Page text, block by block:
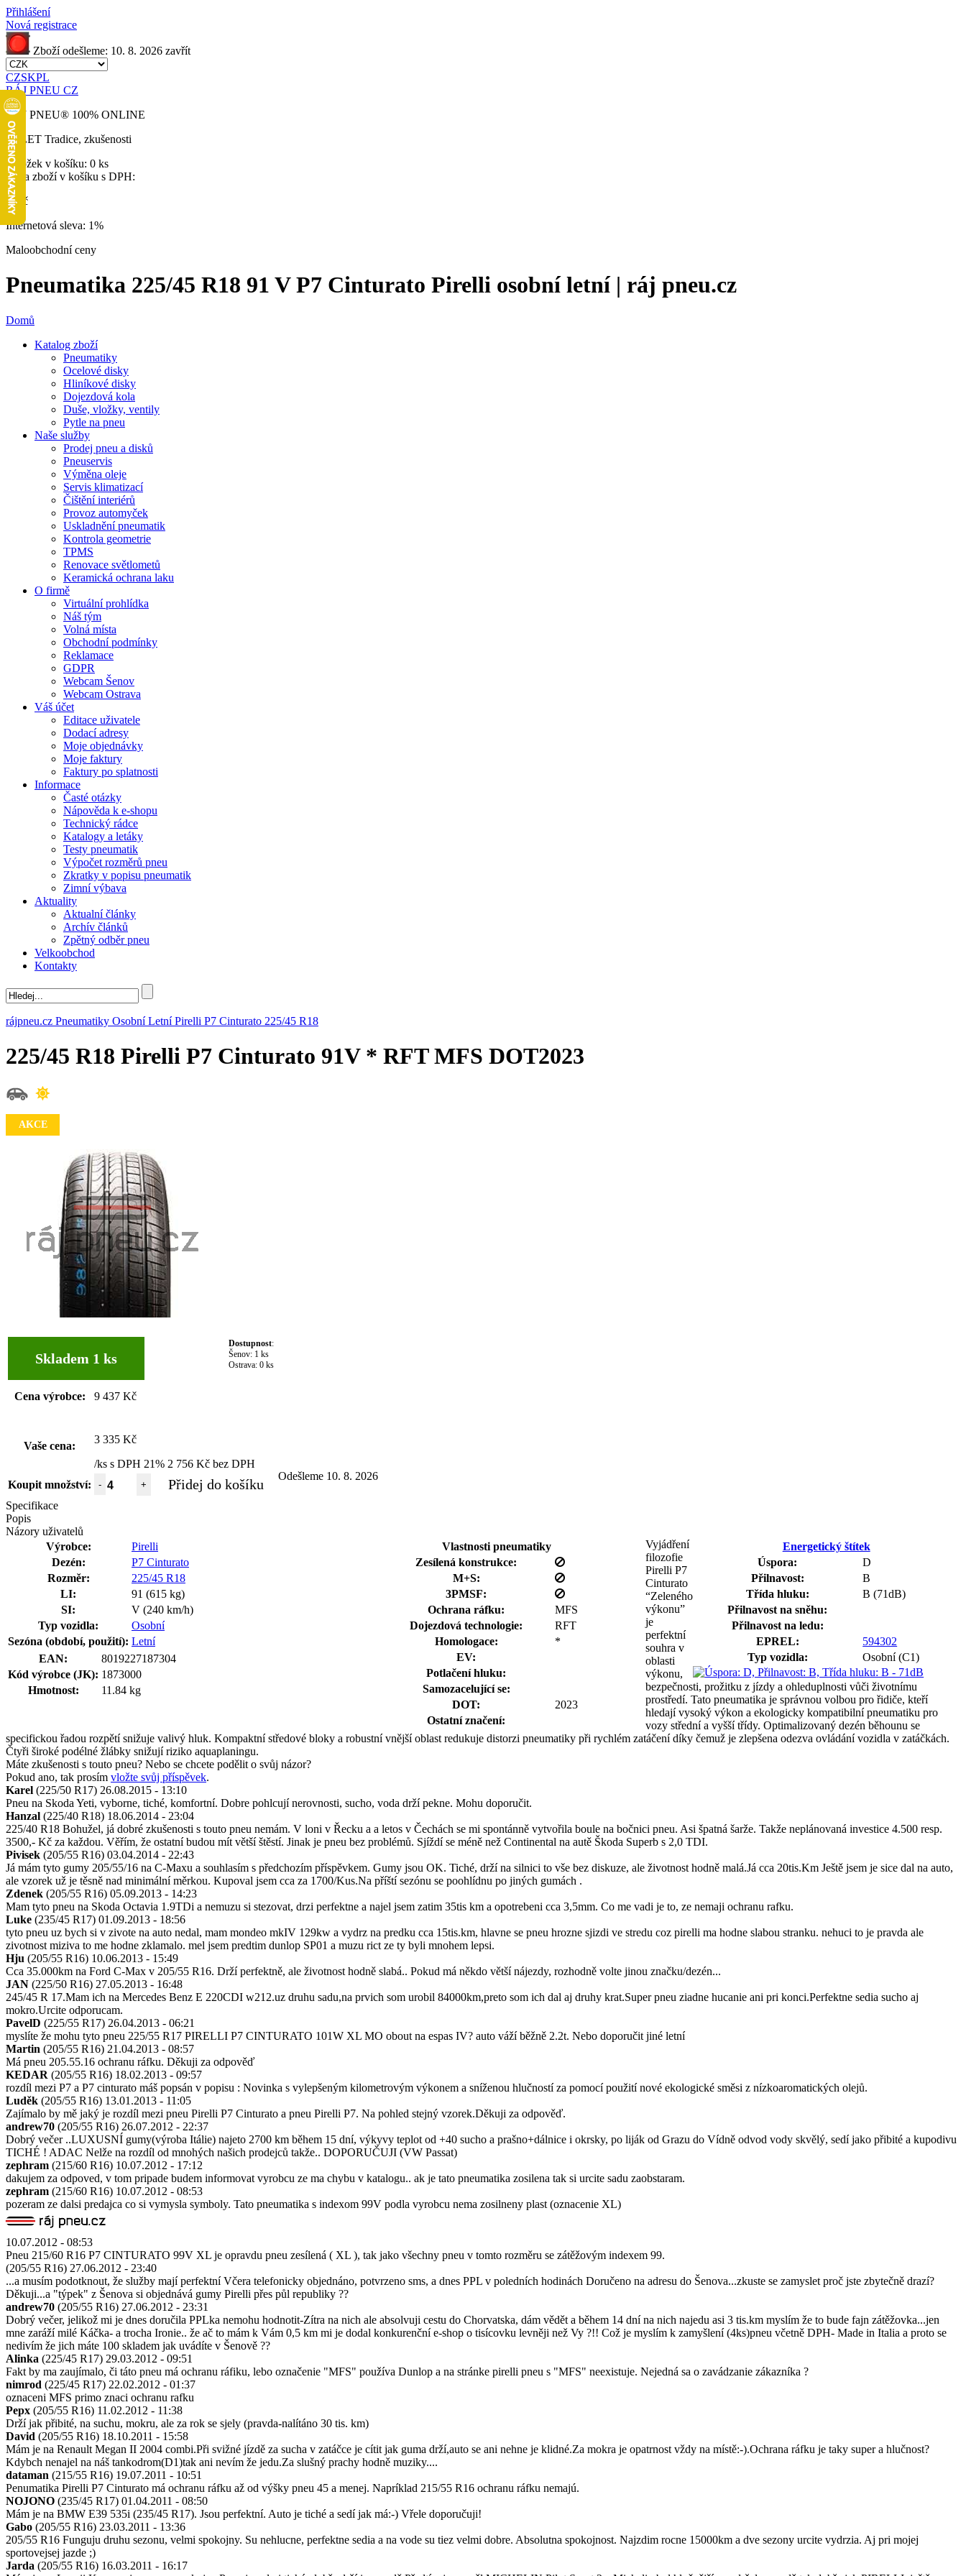
Přihlášení
Nová registrace
Zboží odešleme: 10. 8. 2026 zavřít
CZSKPL
RÁJ PNEU CZ
RÁJ PNEU® 100% ONLINE
32 LET Tradice, zkušenosti
Položek v košíku: 0 ks
Cena zboží v košíku s DPH:
0 Kč
Internetová sleva: 1%
Maloobchodní ceny
Pneumatika 225/45 R18 91 V P7 Cinturato Pirelli osobní letní | ráj pneu.cz
Domů
Katalog zboží
Pneumatiky
Ocelové disky
Hliníkové disky
Dojezdová kola
Duše, vložky, ventily
Pytle na pneu
Naše služby
Prodej pneu a disků
Pneuservis
Výměna oleje
Servis klimatizací
Čištění interiérů
Provoz automyček
Uskladnění pneumatik
Kontrola geometrie
TPMS
Renovace světlometů
Keramická ochrana laku
O firmě
Virtuální prohlídka
Náš tým
Volná místa
Obchodní podmínky
Reklamace
GDPR
Webcam Šenov
Webcam Ostrava
Váš účet
Editace uživatele
Dodací adresy
Moje objednávky
Moje faktury
Faktury po splatnosti
Informace
Časté otázky
Nápověda k e-shopu
Technický rádce
Katalogy a letáky
Testy pneumatik
Výpočet rozměrů pneu
Zkratky v popisu pneumatik
Zimní výbava
Aktuality
Aktualní články
Archív článků
Zpětný odběr pneu
Velkoobchod
Kontakty
rájpneu.cz Pneumatiky Osobní Letní Pirelli P7 Cinturato 225/45 R18
225/45 R18 Pirelli P7 Cinturato 91V * RFT MFS DOT2023
AKCE
Skladem 1 ks
Dostupnost:
Šenov: 1 ks
Ostrava: 0 ks
Cena výrobce: 9 437 Kč
Vaše cena:
3 335 Kč
/ks s DPH 21% 2 756 Kč bez DPH
Koupit množství:
Odešleme 10. 8. 2026
- + Přidej do košíku
Specifikace
Popis
Názory uživatelů
Výrobce:
Pirelli
Dezén:
P7 Cinturato
Rozměr:
225/45 R18
LI:
91 (615 kg)
SI:
V (240 km/h)
Typ vozidla:
Osobní
Sezóna (období, použití): Letní
EAN:
8019227187304
Kód výrobce (JK): 1873000
Hmotnost:
11.84 kg
Vlastnosti pneumatiky
Zesílená konstrukce:
M+S:
3PMSF:
Ochrana ráfku:
MFS
Dojezdová technologie:
RFT
Homologace:
*
EV:
Potlačení hluku:
Samozacelující se:
DOT:
2023
Ostatní značení:
Energetický štítek
Úspora:
D
Přilnavost:
B
Třída hluku:
B (71dB)
Přilnavost na sněhu:
Přilnavost na ledu:
EPREL:
594302
Typ vozidla:
Osobní (C1)
Vyjádření
filozofie
Pirelli P7
Cinturato
“Zeleného
výkonu”
je
perfektní
souhra v
oblasti
výkonu,
bezpečnosti, prožitku z jízdy a ohleduplnosti vůči životnímu
prostředí. Tato pneumatika je správnou volbou pro řidiče, kteří
hledají vysoký výkon a ekologicky kompatibilní pneumatiku pro
vozy střední a vyšší třídy. Optimalizovaný dezén běhounu se
specifickou řadou rozpětí snižuje valivý hluk. Kompaktní středové bloky a robustní vnější oblast redukuje distorzi pneumatiky při rychlém zatáčení díky čemuž je zlepšena odezva ovládání vozidla v zatáčkách.
Čtyři široké podélné žlábky snižují riziko aquaplaningu.
Máte zkušenosti s touto pneu? Nebo se chcete podělit o svůj názor?
Pokud ano, tak prosím vložte svůj příspěvek.
Karel (225/50 R17) 26.08.2015 - 13:10
Pneu na Skoda Yeti, vyborne, tiché, komfortní. Dobre pohlcují nerovnosti, sucho, voda drží pekne. Mohu doporučit.
Hanzal (225/40 R18) 18.06.2014 - 23:04
225/40 R18 Bohužel, já dobré zkušenosti s touto pneu nemám. V loni v Řecku a a letos v Čechách se mi spontánně vytvořila boule na bočnici pneu. Asi špatná šarže. Takže neplánovaná investice 4.500 resp.
3500,- Kč za každou. Věřím, že ostatní budou mít větší štěstí. Jinak je pneu bez problémů. Sjíždí se méně než Continental na autě Škoda Superb s 2,0 TDI.
Pivisek (205/55 R16) 03.04.2014 - 22:43
Já mám tyto gumy 205/55/16 na C-Maxu a souhlasím s předchozím příspěvkem. Gumy jsou OK. Tiché, drží na silnici to vše bez diskuze, ale životnost hodně malá.Já cca 20tis.Km Ještě jsem je sice dal na auto,
ale vzorek už je těsně nad minimální měrkou. Kupoval jsem cca za 1700/Kus.Na příští sezónu se poohlídnu po jiných gumách .
Zdenek (205/55 R16) 05.09.2013 - 14:23
Mam tyto pneu na Skoda Octavia 1.9TDi a nemuzu si stezovat, drzi perfektne a najel jsem zatim 35tis km a opotrebeni cca 3,5mm. Co me vadi je to, ze nemaji ochranu rafku.
Luke (235/45 R17) 01.09.2013 - 18:56
tyto pneu uz bych si v zivote na auto nedal, mam mondeo mkIV 129kw a vydrz na predku cca 15tis.km, hlavne se pneu hrozne sjizdi ve stredu coz pirelli ma hodne slabou stranku. nehuci to je pravda ale
zivotnost miziva to me hodne zklamalo. mel jsem predtim dunlop SP01 a muzu rict ze ty byli mnohem lepsi.
Hju (205/55 R16) 10.06.2013 - 15:49
Cca 35.000km na Ford C-Max v 205/55 R16. Drží perfektně, ale životnost hodně slabá.. Pokud má někdo větší nájezdy, rozhodně volte jinou značku/dezén...
JAN (225/50 R16) 27.05.2013 - 16:48
245/45 R 17.Mam ich na Mercedes Benz E 220CDI w212.uz druhu sadu,na prvich som urobil 84000km,preto som ich dal aj druhy krat.Super pneu ziadne hucanie ani pri konci.Perfektne sedia sucho aj
mokro.Urcite odporucam.
PavelD (225/55 R17) 26.04.2013 - 06:21
myslíte že mohu tyto pneu 225/55 R17 PIRELLI P7 CINTURATO 101W XL MO obout na espas IV? auto váží běžně 2.2t. Nebo doporučit jiné letní
Martin (205/55 R16) 21.04.2013 - 08:57
Má pneu 205.55.16 ochranu ráfku. Děkuji za odpověď
KEDAR (205/55 R16) 18.02.2013 - 09:57
rozdíl mezi P7 a P7 cinturato máš popsán v popisu : Novinka s vylepšeným kilometrovým výkonem a sníženou hlučností za pomocí použití nové ekologické směsi z nízkoaromatických olejů.
Luděk (205/55 R16) 13.01.2013 - 11:05
Zajímalo by mě jaký je rozdíl mezi pneu Pirelli P7 Cinturato a pneu Pirelli P7. Na pohled stejný vzorek.Děkuji za odpověď.
andrew70 (205/55 R16) 26.07.2012 - 22:37
Dobrý večer ..LUXUSNÍ gumy(výroba Itálie) najeto 2700 km během 15 dní, výkyvy teplot od +40 sucho a prašno+dálnice i okrsky, po liják od Grazu do Vídně odvod vody skvělý, sedí jako přibité a kupodivu
TICHÉ ! ADAC Nelže na rozdíl od mnohých našich prodejců takže.. DOPORUČUJI (VW Passat)
zephram (215/60 R16) 10.07.2012 - 17:12
dakujem za odpoved, v tom pripade budem informovat vyrobcu ze ma chybu v katalogu.. ak je tato pneumatika zosilena tak si urcite sadu zaobstaram.
zephram (215/60 R16) 10.07.2012 - 08:53
pozeram ze dalsi predajca co si vymysla symboly. Tato pneumatika s indexom 99V podla vyrobcu nema zosilneny plast (oznacenie XL)
10.07.2012 - 08:53
Pneu 215/60 R16 P7 CINTURATO 99V XL je opravdu pneu zesílená ( XL ), tak jako všechny pneu v tomto rozměru se zátěžovým indexem 99.
(205/55 R16) 27.06.2012 - 23:40
...a musím podotknout, že služby mají perfektní Včera telefonicky objednáno, potvrzeno sms, a dnes PPL v poledních hodinách Doručeno na adresu do Šenova...zkuste se zamyslet proč jste zbytečně drazí?
Děkuji...a "týpek" z Šenova si objednává gumy Pirelli přes půl republiky ??
andrew70 (205/55 R16) 27.06.2012 - 23:31
Dobrý večer, jelikož mi je dnes doručila PPLka nemohu hodnotit-Zítra na nich ale absolvuji cestu do Chorvatska, dám vědět a během 14 dní na nich najedu asi 3 tis.km myslím že to bude fajn zátěžovka...jen
mne zaráží milé Káčka- a trocha Ironie.. že ač to mám k Vám 0,5 km mi je dodal konkurenční e-shop o tisícovku levněji než Vy ?!! Což je myslím k zamyšlení (4ks)pneu včetně DPH- Made in Italia a proto se
nedivím že jich máte 100 skladem jak uvádíte v Šenově ??
Alinka (225/45 R17) 29.03.2012 - 09:51
Fakt by ma zaujímalo, či táto pneu má ochranu ráfiku, lebo označenie "MFS" používa Dunlop a na stránke pirelli pneu s "MFS" neexistuje. Nejedná sa o zavádzanie zákazníka ?
nimrod (225/45 R17) 22.02.2012 - 01:37
oznaceni MFS primo znaci ochranu rafku
Pepx (205/55 R16) 11.02.2012 - 11:38
Drží jak přibité, na suchu, mokru, ale za rok se sjely (pravda-nalítáno 30 tis. km)
David (205/55 R16) 18.10.2011 - 15:58
Mám je na Renault Megan II 2004 combi.Při svižné jízdě za sucha v zatáčce je cítit jak guma drží,auto se ani nehne je klidné.Za mokra je opatrnost vždy na místě:-).Ochrana ráfku je taky super a hlučnost?
Kdybch nenajel na náš tankodrom(D1)tak ani nevím že jedu.Za slušný prachy hodně muziky....
dataman (215/55 R16) 19.07.2011 - 10:51
Penumatika Pirelli P7 Cinturato má ochranu ráfku až od výšky pneu 45 a menej. Napríklad 215/55 R16 ochranu ráfku nemajú.
NOJONO (235/45 R17) 01.04.2011 - 08:50
Mám je na BMW E39 535i (235/45 R17). Jsou perfektní. Auto je tiché a sedí jak má:-) Vřele doporučuji!
Gabo (205/55 R16) 23.03.2011 - 13:36
205/55 R16 Funguju druhu sezonu, velmi spokojny. Su nehlucne, perfektne sedia a na vode su tiez velmi dobre. Absolutna spokojnost. Najzdim rocne 15000km a dve sezony urcite vydrzia. Aj pri mojej
sportovejsej jazde ;)
Jarda (205/55 R16) 16.03.2011 - 16:17